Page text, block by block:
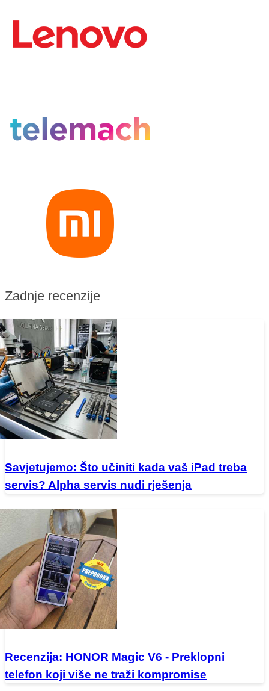
Zadnje recenzije
Savjetujemo: Što učiniti kada vaš iPad treba
servis? Alpha servis nudi rješenja
Recenzija: HONOR Magic V6 - Preklopni
telefon koji više ne traži kompromise